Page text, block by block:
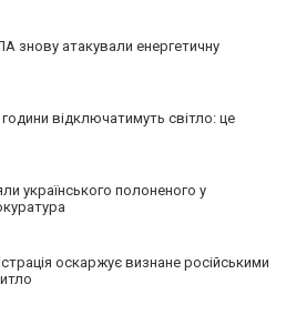
знову атакували енергетичну
відключатимуть світло: це
українського полоненого у
оскаржує визнане російськими